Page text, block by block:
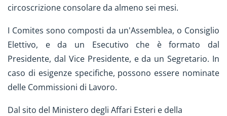
circoscrizione consolare da almeno sei mesi.
I Comites sono composti da un'Assemblea, o Consiglio
Elettivo, e da un Esecutivo che è formato dal
Presidente, dal Vice Presidente, e da un Segretario. In
caso di esigenze specifiche, possono essere nominate
delle Commissioni di Lavoro.
Dal sito del Ministero degli Affari Esteri e della